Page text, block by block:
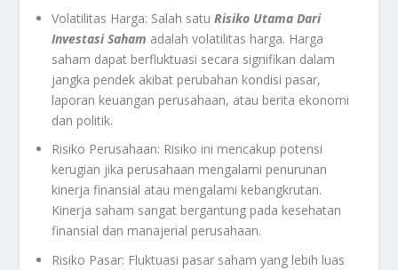
Volatilitas Harga: Salah satuRisiko Utama Dari
Investasi Saham adalah volatilitas harga. Harga
saham dapat berfluktuasi secara signifikan dalam
jangka pendek akibat perubahan kondisi pasar,
laporan keuangan perusahaan, atau berita ekonomi
dan politik.
Risiko Perusahaan: Risiko ini mencakup potensi
kerugian jika perusahaan mengalami penurunan
kinerja finansial atau mengalami kebangkrutan.
Kinerja saham sangat bergantung pada kesehatan
finansial dan manajerial perusahaan.
Risiko Pasar: Fluktuasi pasar saham yang lebih luas